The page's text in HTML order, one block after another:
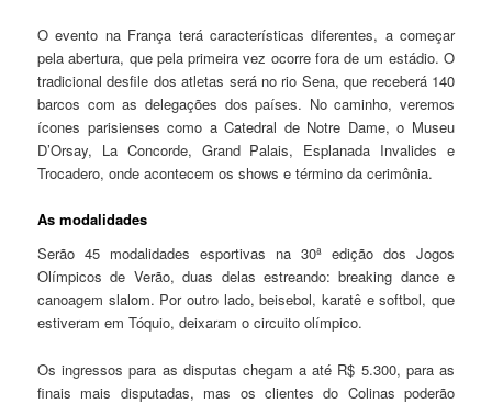
O evento na França terá características diferentes, a começar
pela abertura, que pela primeira vez ocorre fora de um estádio. O
tradicional desfile dos atletas será no rio Sena, que receberá 140
barcos com as delegações dos países. No caminho, veremos
ícones parisienses como a Catedral de Notre Dame, o Museu
D’Orsay, La Concorde, Grand Palais, Esplanada Invalides e
Trocadero, onde acontecem os shows e término da cerimônia.
As modalidades
Serão 45 modalidades esportivas na 30ª edição dos Jogos
Olímpicos de Verão, duas delas estreando: breaking dance e
canoagem slalom. Por outro lado, beisebol, karatê e softbol, que
estiveram em Tóquio, deixaram o circuito olímpico.
Os ingressos para as disputas chegam a até R$ 5.300, para as
finais mais disputadas, mas os clientes do Colinas poderão